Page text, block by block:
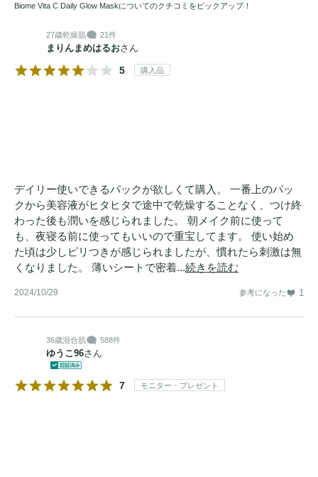
Biome Vita C Daily Glow Maskについてのクチコミをピックアップ！
27歳乾燥肌 21件
まりんまめはるおさん
5 購入品
デイリー使いできるパックが欲しくて購入。 一番上のパッ
クから美容液がヒタヒタで途中で乾燥することなく、つけ終
わった後も潤いを感じられました。 朝メイク前に使って
も、夜寝る前に使ってもいいので重宝してます。 使い始め
た頃は少しピリつきが感じられましたが、慣れたら刺激は無
くなりました。 薄いシートで密着...続きを読む
2024/10/29 参考になった 1
36歳混合肌 588件
ゆうこ96さん
7 モニター・プレゼント